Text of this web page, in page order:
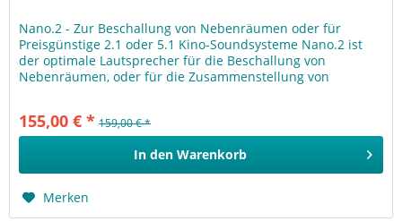
Nano.2 - Zur Beschallung von Nebenräumen oder für
Preisgünstige 2.1 oder 5.1 Kino-Soundsysteme Nano.2 ist
der optimale Lautsprecher für die Beschallung von
Nebenräumen, oder für die Zusammenstellung von
155,00 € * 159,00 € *
In den Warenkorb
Merken